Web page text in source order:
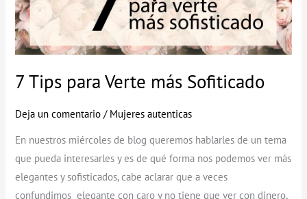
7 Tips para Verte más Sofiticado
Deja un comentario / Mujeres autenticas
En nuestros miércoles de blog queremos hablarles de un tema
que pueda interesarles y es de qué forma nos podemos ver más
elegantes y sofisticados, cabe aclarar que a veces
confundimos elegante con caro y no tiene que ver con dinero,
Verte
más
Sofiticado